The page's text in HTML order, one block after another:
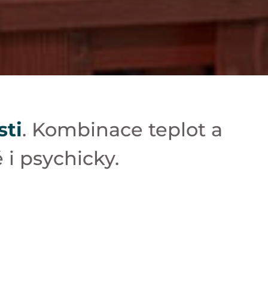
. Kombinace teplot a
psychicky.